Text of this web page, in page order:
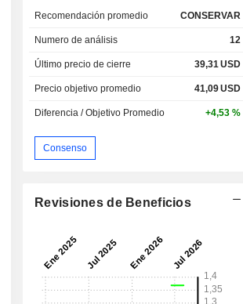
Recomendación promedio CONSERVAR
Numero de análisis 12
Último precio de cierre 39,31USD
Precio objetivo promedio 41,09USD
Diferencia / Objetivo Promedio +4,53 %
Consenso
Revisiones de Beneficios